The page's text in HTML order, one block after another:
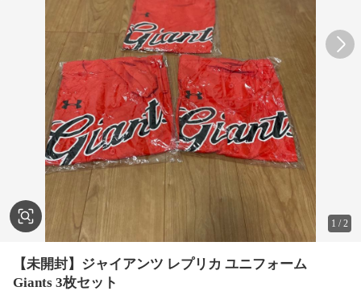
1 /2
【未開封】ジャイアンツ レプリカ ユニフォーム
Giants 3枚セット